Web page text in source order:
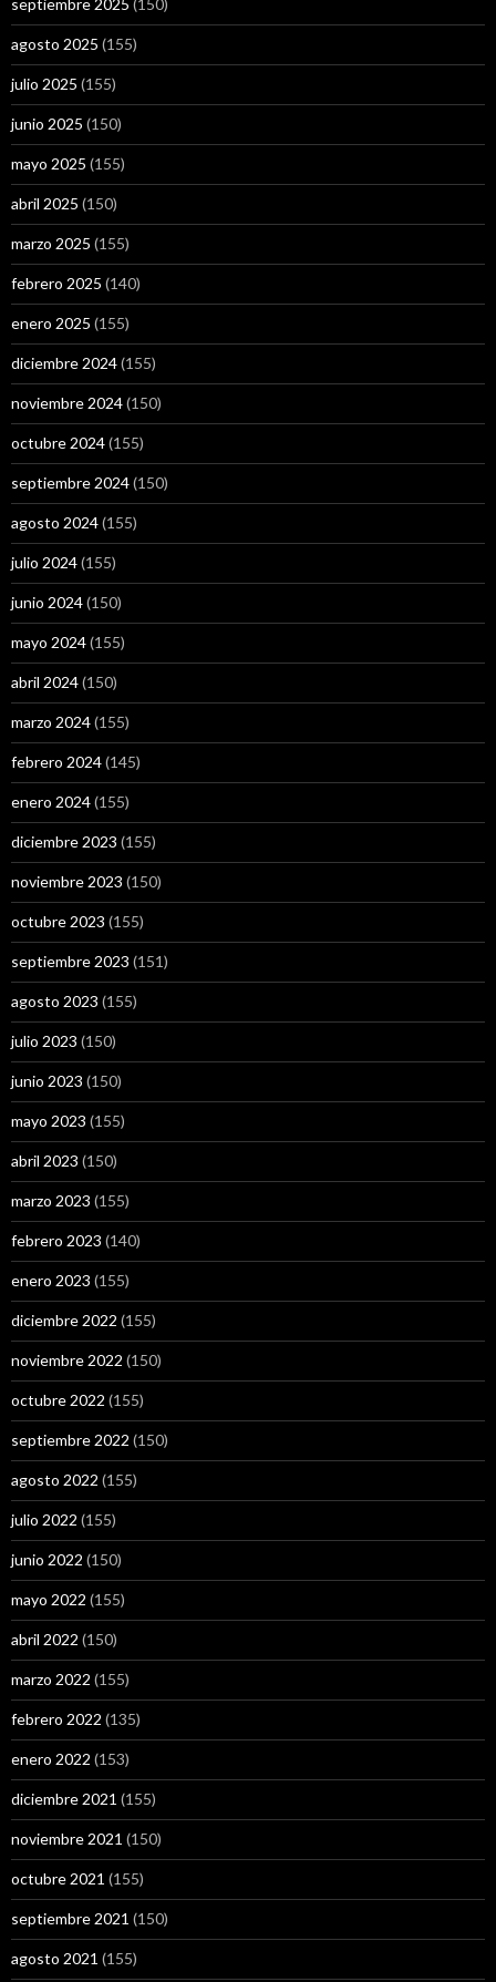
septiembre 2025 (150)
agosto 2025 (155)
julio 2025 (155)
junio 2025 (150)
mayo 2025 (155)
abril 2025 (150)
marzo 2025 (155)
febrero 2025 (140)
enero 2025 (155)
diciembre 2024(155)
noviembre 2024(150)
octubre 2024(155)
septiembre 2024(150)
agosto 2024(155)
julio 2024(155)
junio 2024(150)
mayo 2024(155)
abril 2024(150)
marzo 2024(155)
febrero 2024(145)
enero 2024(155)
diciembre 2023 (155)
noviembre 2023 (150)
octubre 2023 (155)
septiembre 2023 (151)
agosto 2023 (155)
julio 2023 (150)
junio 2023 (150)
mayo 2023 (155)
abril 2023 (150)
marzo 2023 (155)
febrero 2023 (140)
enero 2023 (155)
diciembre 2022 (155)
noviembre 2022 (150)
octubre 2022 (155)
septiembre 2022 (150)
agosto 2022 (155)
julio 2022 (155)
junio 2022 (150)
mayo 2022 (155)
abril 2022 (150)
marzo 2022 (155)
febrero 2022 (135)
enero 2022 (153)
diciembre 2021 (155)
noviembre 2021 (150)
octubre 2021 (155)
septiembre 2021 (150)
agosto 2021 (155)